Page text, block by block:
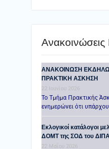
ANAKOINΩΣΗ
ΠΡΑΚΤΙΚΗ ΑΣΚΗΣΗ
22 Ιουνίου 2026
Το Τμήμα Πρακτικής
ενημερώνει ότι
Εκλογικοί κατάλογοι
ΔΟΜΤ της ΣΟΔ του
22 Μαΐου 2026